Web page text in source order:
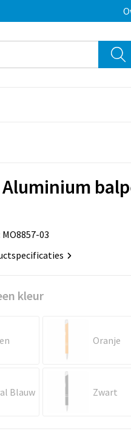
Aluminium
MO8857-03
kleur
Oranje
Blauw Zwart